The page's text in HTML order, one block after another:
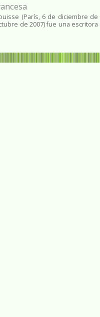
(París, 6 de diciembre de
de 2007) fue una escritora